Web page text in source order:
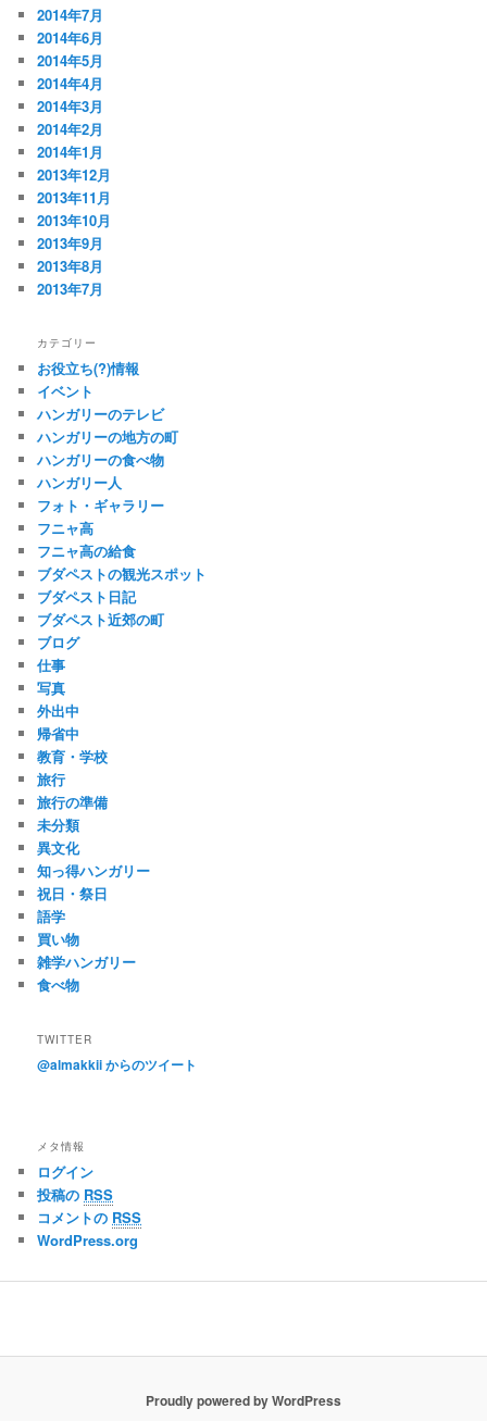
2014年7月
2014年6月
2014年5月
2014年4月
2014年3月
2014年2月
2014年1月
2013年12月
2013年11月
2013年10月
2013年9月
2013年8月
2013年7月
カテゴリー
お役立ち(?)情報
イベント
ハンガリーのテレビ
ハンガリーの地方の町
ハンガリーの食べ物
ハンガリー人
フォト・ギャラリー
フニャ高
フニャ高の給食
ブダペストの観光スポット
ブダペスト日記
ブダペスト近郊の町
ブログ
仕事
写真
外出中
帰省中
教育・学校
旅行
旅行の準備
未分類
異文化
知っ得ハンガリー
祝日・祭日
語学
買い物
雑学ハンガリー
食べ物
TWITTER
@almakkii からのツイート
メタ情報
ログイン
投稿の RSS
コメントの RSS
WordPress.org
Proudly powered by WordPress